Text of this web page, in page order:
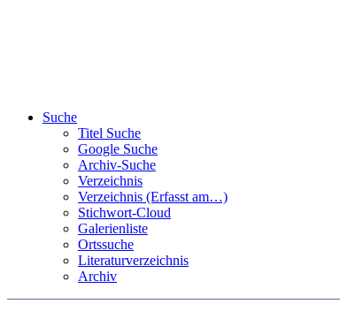
Suche
Titel Suche
Google Suche
Archiv-Suche
Verzeichnis
Verzeichnis (Erfasst am…)
Stichwort-Cloud
Galerienliste
Ortssuche
Literaturverzeichnis
Archiv